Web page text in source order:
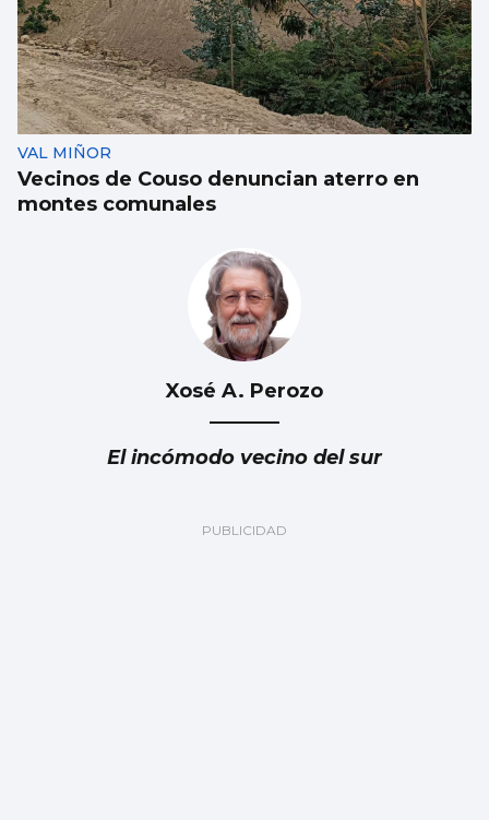
VAL MIÑOR
Vecinos de Couso denuncian aterro en
montes comunales
Xosé A. Perozo
El incómodo vecino del sur